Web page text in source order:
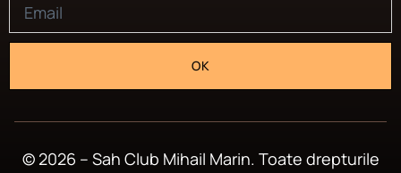
OK
© 2026 – Sah Club Mihail Marin. Toate drepturile